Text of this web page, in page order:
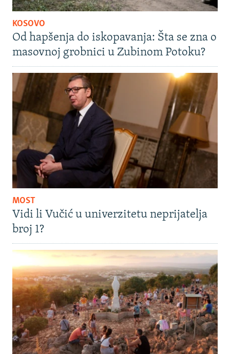
KOSOVO
Od hapšenja do iskopavanja: Šta se zna o
masovnoj grobnici u Zubinom Potoku?
MOST
Vidi li Vučić u univerzitetu neprijatelja
broj 1?